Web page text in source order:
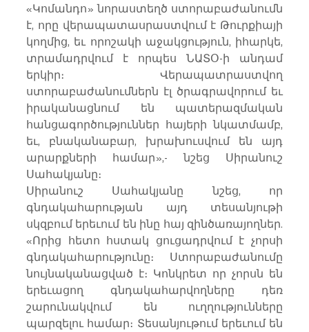
«Կոմանդո» նորաստեղծ ստորաբաժանումն
է, որը վերապատասրաստվում է Թուրքիայի
կողմից, եւ որոշակի աջակցություն, իհարկե,
տրամադրվում է որպես ՆԱՏՕ-ի անդամ
երկիր։ Վերապատրաստվող
ստորաբաժանումներն էլ ծրագրավորում եւ
իրականացնում են պատերազմական
հանցագործություններ հայերի նկատմամբ,
եւ, բնականաբար, խրախուսվում են այդ
արարքների համար»,- նշեց Սիրանուշ
Սահակյանը։
Սիրանուշ Սահակյանը նշեց, որ
գնդակահարության այդ տեսանյութի
սկզբում երեւում են ինը հայ զինծառայողներ.
«Որից հետո հստակ ցուցադրվում է չորսի
գնդակահարությունը։ Ստորաբաժանումը
նույնականացված է։ Կոնկրետ որ չորսն են
երեւացող գնդակահարվողները դեռ
շարունակվում են ուղղությունները
պարզելու համար։ Տեսանյութում երեւում են